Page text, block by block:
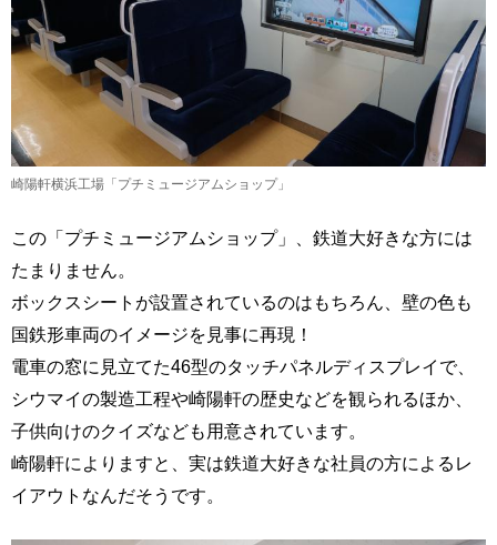
崎陽軒横浜工場「プチミュージアムショップ」
この「プチミュージアムショップ」、鉄道大好きな方には
たまりません。
ボックスシートが設置されているのはもちろん、壁の色も
国鉄形車両のイメージを見事に再現！
電車の窓に見立てた46型のタッチパネルディスプレイで、
シウマイの製造工程や崎陽軒の歴史などを観られるほか、
子供向けのクイズなども用意されています。
崎陽軒によりますと、実は鉄道大好きな社員の方によるレ
イアウトなんだそうです。